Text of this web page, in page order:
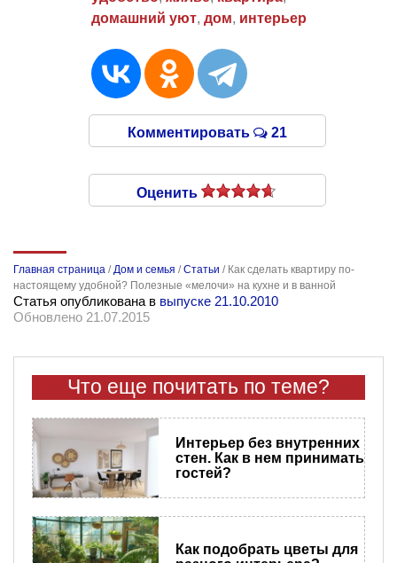
домашний уют, дом, интерьер
Комментировать 21
Оценить
Главная страница /Дом и семья /Статьи / Как сделать квартиру по-
настоящему удобной? Полезные «мелочи» на кухне и в ванной
Статья опубликована в выпуске 21.10.2010
Обновлено 21.07.2015
Что еще почитать по теме?
Интерьер без внутренних
стен. Как в нем принимать
гостей?
Как подобрать цветы для